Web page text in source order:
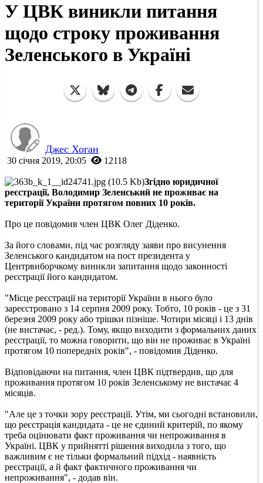
У ЦВК виникли питання
щодо строку проживання
Зеленського в Україні
Джес Хоган
30 січня 2019, 20:05 12118
Згідно юридичної
реєстрації, Володимир Зеленський не проживає на
території України протягом повних 10 років.
Про це повідомив член ЦВК Олег Діденко.
За його словами, під час розгляду заяви про висунення
Зеленського кандидатом на пост президента у
Центрвиборчкому виникли запитання щодо законності
реєстрації його кандидатом.
"Місце реєстрації на території України в нього було
зареєстровано з 14 серпня 2009 року. Тобто, 10 років - це з 31
березня 2009 року або трішки пізніше. Чотири місяці і 13 днів
(не вистачає, - ред.). Тому, якщо виходити з формальних даних
реєстрації, то можна говорити, що він не проживає в Україні
протягом 10 попередніх років", - повідомив Діденко.
Відповідаючи на питання, член ЦВК підтвердив, що для
проживання протягом 10 років Зеленському не вистачає 4
місяців.
"Але це з точки зору реєстрації. Утім, ми сьогодні встановили,
що реєстрація кандидата - це не єдиний критерій, по якому
треба оцінювати факт проживання чи непроживання в
Україні. ЦВК у прийнятті рішення виходила з того, що
важливим є не тільки формальний підхід - наявність
реєстрації, а й факт фактичного проживання чи
непроживання", - додав він.